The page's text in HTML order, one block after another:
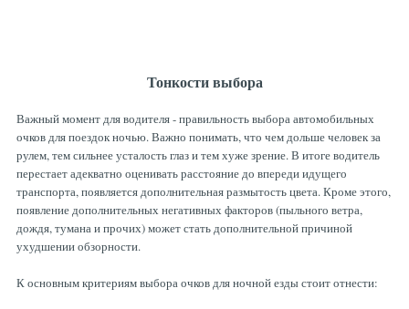
Тонкости выбора
Важный момент для водителя - правильность выбора автомобильных
очков для поездок ночью. Важно понимать, что чем дольше человек за
рулем, тем сильнее усталость глаз и тем хуже зрение. В итоге водитель
перестает адекватно оценивать расстояние до впереди идущего
транспорта, появляется дополнительная размытость цвета. Кроме этого,
появление дополнительных негативных факторов (пыльного ветра,
дождя, тумана и прочих) может стать дополнительной причиной
ухудшении обзорности.
К основным критериям выбора очков для ночной езды стоит отнести: